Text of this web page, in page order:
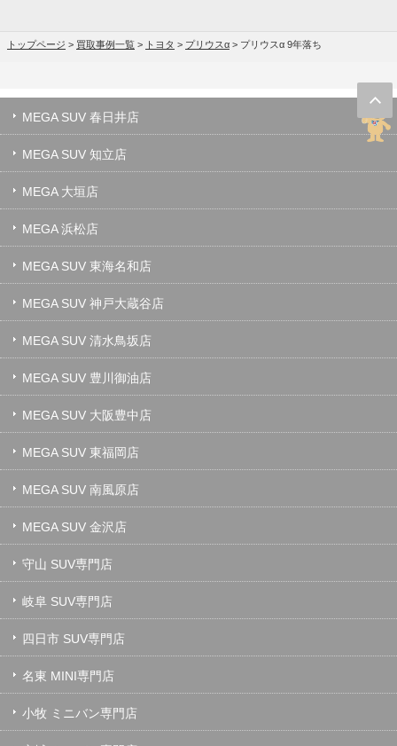
トップページ > 買取事例一覧 > トヨタ > プリウスα > プリウスα 9年落ち
MEGA SUV 春日井店
MEGA SUV 知立店
MEGA 大垣店
MEGA 浜松店
MEGA SUV 東海名和店
MEGA SUV 神戸大蔵谷店
MEGA SUV 清水鳥坂店
MEGA SUV 豊川御油店
MEGA SUV 大阪豊中店
MEGA SUV 東福岡店
MEGA SUV 南風原店
MEGA SUV 金沢店
守山 SUV専門店
岐阜 SUV専門店
四日市 SUV専門店
名東 MINI専門店
小牧 ミニバン専門店